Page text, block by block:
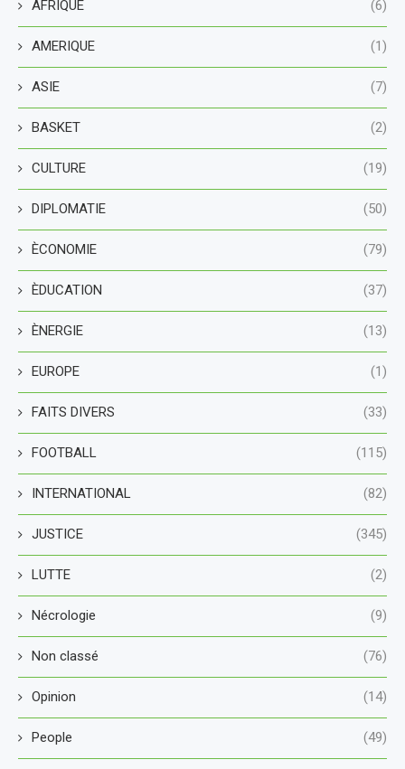
AFRIQUE (6)
AMERIQUE (1)
ASIE (7)
BASKET (2)
CULTURE (19)
DIPLOMATIE (50)
ÈCONOMIE (79)
ÈDUCATION (37)
ÈNERGIE (13)
EUROPE (1)
FAITS DIVERS (33)
FOOTBALL (115)
INTERNATIONAL (82)
JUSTICE (345)
LUTTE (2)
Nécrologie (9)
Non classé (76)
Opinion (14)
People (49)